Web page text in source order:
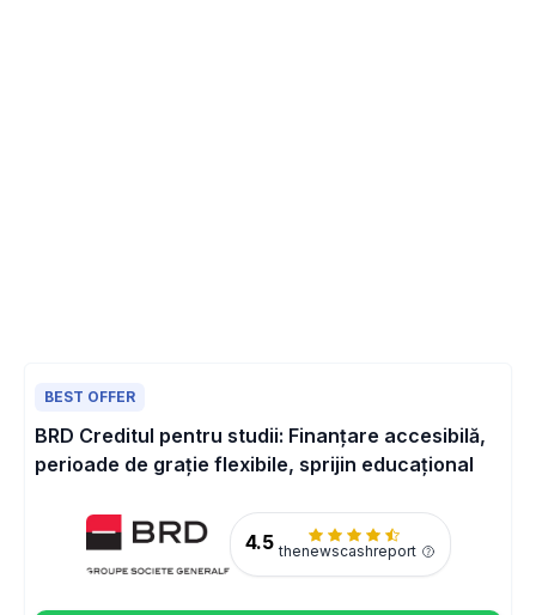
BEST OFFER
BRD Creditul pentru studii: Finanțare accesibilă,
perioade de grație flexibile, sprijin educațional
4.5 thenewscashreport